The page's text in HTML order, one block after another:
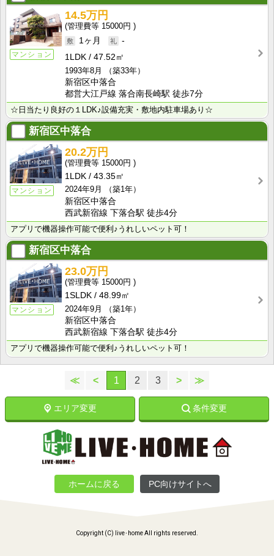
マンション
14.5万円
15000円
1ヶ月
-
1LDK
47.52㎡
1993年8月
（築33年）
新宿区中落合
都営大江戸線 落合南長崎駅 徒歩7分
☆日当たり良好の１LDK♪設備充実・敷地内駐車場あり☆
新宿区中落合
マンション
20.2万円
15000円
1LDK
43.35㎡
2024年9月
（築1年）
新宿区中落合
西武新宿線 下落合駅 徒歩4分
アプリで機器操作可能で便利♪うれしいペット可！
新宿区中落合
マンション
23.0万円
15000円
1SLDK
48.99㎡
2024年9月
（築1年）
新宿区中落合
西武新宿線 下落合駅 徒歩4分
アプリで機器操作可能で便利♪うれしいペット可！
≪ < 1 2 3 > ≫
エリア変更 条件変更
ホームに戻る PC向けサイトへ
Copyright (C) live･home All rights reserved.